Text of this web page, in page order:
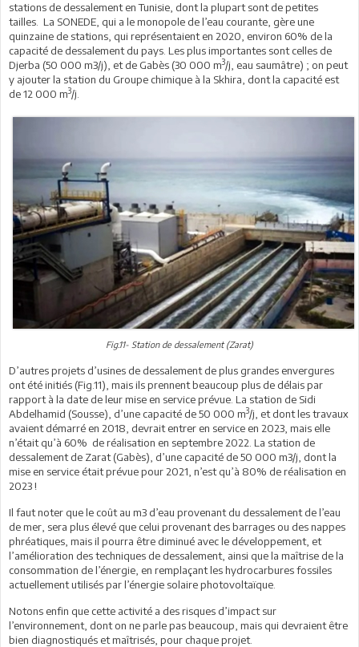
stations de dessalement en Tunisie, dont la plupart sont de petites
tailles. La SONEDE, qui a le monopole de l’eau courante, gère une
quinzaine de stations, qui représentaient en 2020, environ 60% de la
capacité de dessalement du pays. Les plus importantes sont celles de
Djerba (50 000 m3/j), et de Gabès (30 000 m3/j, eau saumâtre) ; on peut
y ajouter la station du Groupe chimique à la Skhira, dont la capacité est
de 12 000 m3/j.
Fig.11- Station de dessalement (Zarat)
D’autres projets d’usines de dessalement de plus grandes envergures
ont été initiés (Fig.11), mais ils prennent beaucoup plus de délais par
rapport à la date de leur mise en service prévue. La station de Sidi
Abdelhamid (Sousse), d’une capacité de 50 000 m3/j, et dont les travaux
avaient démarré en 2018, devrait entrer en service en 2023, mais elle
n’était qu’à 60% de réalisation en septembre 2022. La station de
dessalement de Zarat (Gabès), d’une capacité de 50 000 m3/j, dont la
mise en service était prévue pour 2021, n’est qu’à 80% de réalisation en
2023 !
Il faut noter que le coût au m3 d’eau provenant du dessalement de l’eau
de mer, sera plus élevé que celui provenant des barrages ou des nappes
phréatiques, mais il pourra être diminué avec le développement, et
l’amélioration des techniques de dessalement, ainsi que la maîtrise de la
consommation de l’énergie, en remplaçant les hydrocarbures fossiles
actuellement utilisés par l’énergie solaire photovoltaïque.
Notons enfin que cette activité a des risques d’impact sur
l’environnement, dont on ne parle pas beaucoup, mais qui devraient être
bien diagnostiqués et maîtrisés, pour chaque projet.